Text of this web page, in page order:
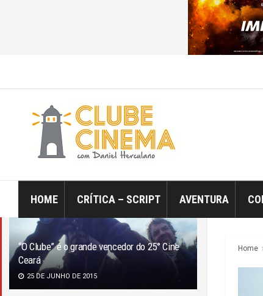
“O Clube” é o grande vencedor do 25° Cine
Ceará
25 DE JUNHO DE 2015
HOME CRÍTICA – SCRIPT AVENTURA
Home